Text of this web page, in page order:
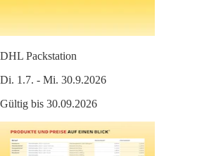
DHL Packstation
Di. 1.7. - Mi. 30.9.2026
Gültig bis 30.09.2026